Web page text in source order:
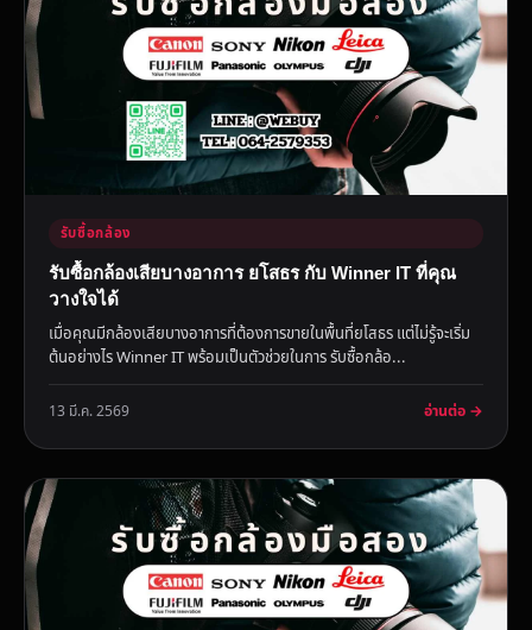
รับซื้อกล้อง
รับซื้อกล้องเสียบางอาการ ยโสธร กับ Winner IT ที่คุณ
วางใจได้
เมื่อคุณมีกล้องเสียบางอาการที่ต้องการขายในพื้นที่ยโสธร แต่ไม่รู้จะเริ่ม
ต้นอย่างไร Winner IT พร้อมเป็นตัวช่วยในการ รับซื้อกล้อ...
13 มี.ค. 2569 อ่านต่อ →